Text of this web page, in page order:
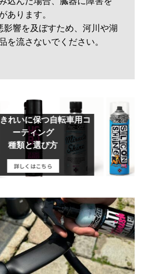
あります。
影響を及ぼすため、河川や湖
を流さないでください。
れいに保つ自転車用コ
ーティング
種類と選び方
詳しくはこちら